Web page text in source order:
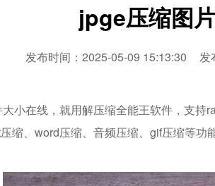
jpge压缩图
发布时间：2025-05-09 15:13:30 发
小在线，就用解压缩全能王软件，支
缩、word压缩、音频压缩、gif压缩等功